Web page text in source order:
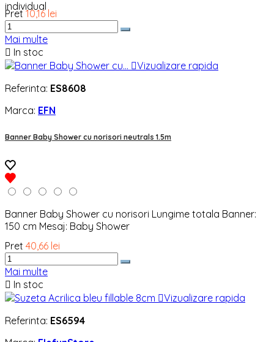
individual
Pret 10,16 lei
Mai multe
 In stoc
Vizualizare rapida
Referinta: ES8608
Marca: EFN
Banner Baby Shower cu norisori neutrals 1.5m
Banner Baby Shower cu norisori Lungime totala Banner:
150 cm Mesaj: Baby Shower
Pret 40,66 lei
Mai multe
 In stoc
Vizualizare rapida
Referinta: ES6594